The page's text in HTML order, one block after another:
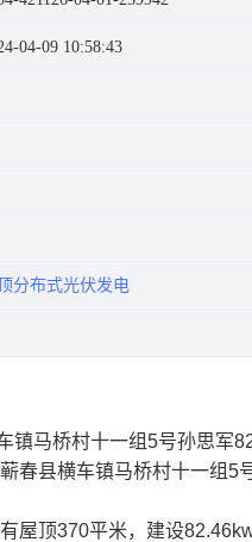
04-09 10:58:43
分布式光伏发电
镇马桥村十一组5号孙思军
春县横车镇马桥村十一组5
屋顶370平米，建设